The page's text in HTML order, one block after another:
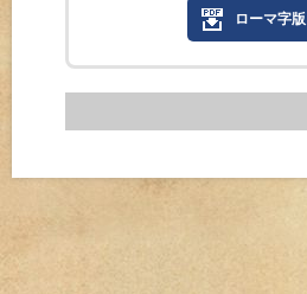
ローマ字版